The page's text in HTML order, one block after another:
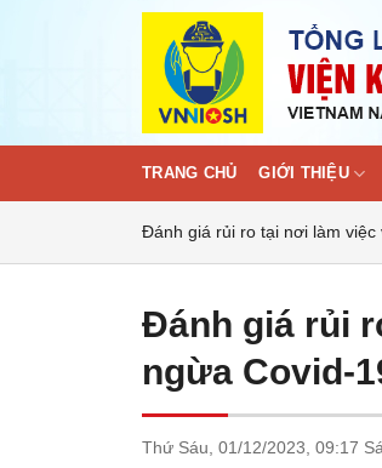
TRANG CHỦ GIỚI THIỆU
Đánh giá rủi ro tại nơi làm
Đánh giá rủi
ngừa Covid-
Thứ Sáu, 01/12/2023, 09:17